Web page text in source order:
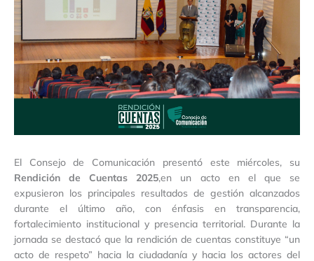
El Consejo de Comunicación presentó este miércoles, su
Rendición de Cuentas 2025,en un acto en el que se
expusieron los principales resultados de gestión alcanzados
durante el último año, con énfasis en transparencia,
fortalecimiento institucional y presencia territorial. Durante la
jornada se destacó que la rendición de cuentas constituye “un
acto de respeto” hacia la ciudadanía y hacia los actores del